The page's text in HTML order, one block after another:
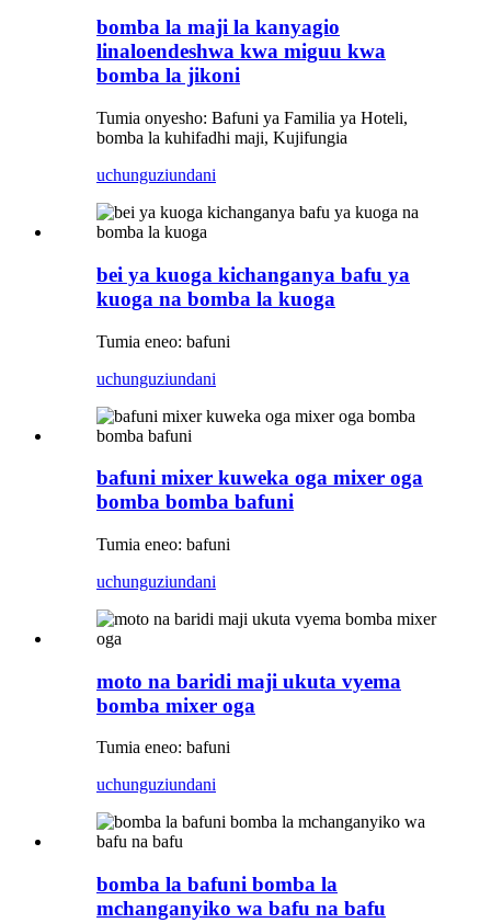
bomba la maji la kanyagio
linaloendeshwa kwa miguu kwa
bomba la jikoni
Tumia onyesho: Bafuni ya Familia ya Hoteli,
bomba la kuhifadhi maji, Kujifungia
uchunguziundani
bei ya kuoga kichanganya bafu ya
kuoga na bomba la kuoga
Tumia eneo: bafuni
uchunguziundani
bafuni mixer kuweka oga mixer oga
bomba bomba bafuni
Tumia eneo: bafuni
uchunguziundani
moto na baridi maji ukuta vyema
bomba mixer oga
Tumia eneo: bafuni
uchunguziundani
bomba la bafuni bomba la
mchanganyiko wa bafu na bafu